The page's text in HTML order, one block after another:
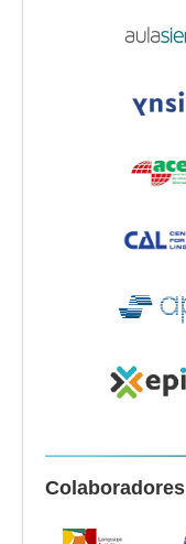
Colaboradores